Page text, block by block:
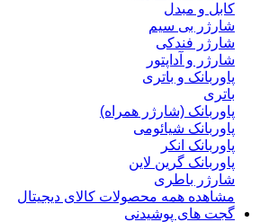
کابل و مبدل
شارژر بی سیم
شارژر فندکی
شارژر و آداپتور
پاوربانک و باتری
باتری
پاوربانک (شارژر همراه)
پاوربانک شیائومی
پاوربانک انکر
پاوربانک گرین لاین
شارژر باطری
مشاهده همه محصولات کالای دیجیتال
گجت های پوشیدنی